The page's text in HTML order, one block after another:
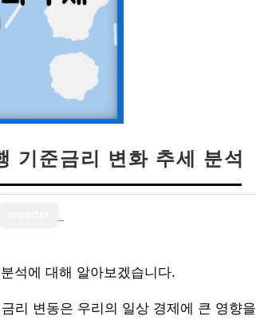
기준금리 변화 추세 분석
석에 대해 알아보겠습니다.
리 변동은 우리의 일상 경제에 큰 영향을